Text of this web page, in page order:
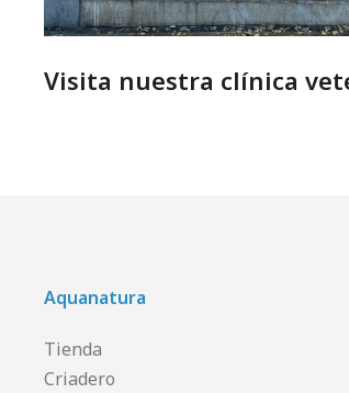
Visita nuestra clínica
Aquanatura
Tienda
Criadero